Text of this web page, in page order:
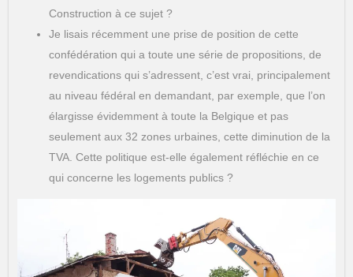
Construction à ce sujet ?
Je lisais récemment une prise de position de cette
confédération qui a toute une série de propositions, de
revendications qui s’adressent, c’est vrai, principalement
au niveau fédéral en demandant, par exemple, que l’on
élargisse évidemment à toute la Belgique et pas
seulement aux 32 zones urbaines, cette diminution de la
TVA. Cette politique est-elle également réfléchie en ce
qui concerne les logements publics ?